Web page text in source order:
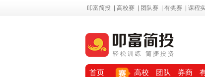
叩富简投 高校赛 团队赛 有奖赛 课程
首页 高校 团队 券商